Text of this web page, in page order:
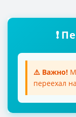
❗
⚠️ Важно!
переехал на